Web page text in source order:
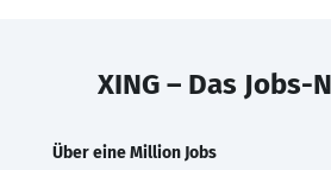
XING – Das Jobs-
Über eine Million Jobs